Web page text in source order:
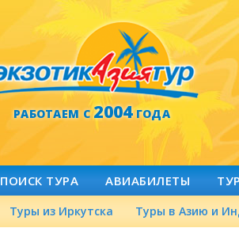
РАБОТАЕМ С2004ГОДА
ПОИСК ТУРА АВИАБИЛЕТЫ
Туры из Иркутска Туры в Азию и